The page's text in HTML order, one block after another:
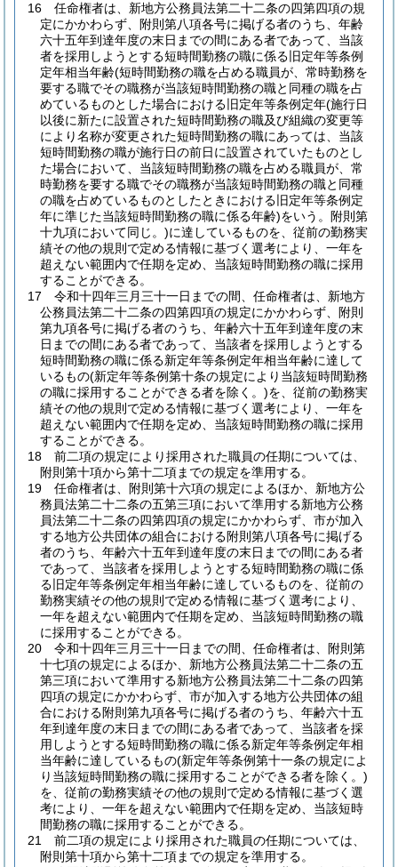
16
任命権者は、新地方公務員法第二十二条の四第四項の規
定にかかわらず、附則第八項各号に掲げる者のうち、年齢
六十五年到達年度の末日までの間にある者であって、当該
者を採用しようとする短時間勤務の職に係る旧定年等条例
定年相当年齢(短時間勤務の職を占める職員が、常時勤務を
要する職でその職務が当該短時間勤務の職と同種の職を占
めているものとした場合における旧定年等条例定年(施行日
以後に新たに設置された短時間勤務の職及び組織の変更等
により名称が変更された短時間勤務の職にあっては、当該
短時間勤務の職が施行日の前日に設置されていたものとし
た場合において、当該短時間勤務の職を占める職員が、常
時勤務を要する職でその職務が当該短時間勤務の職と同種
の職を占めているものとしたときにおける旧定年等条例定
年に準じた当該短時間勤務の職に係る年齢)をいう。附則第
十九項において同じ。)に達しているものを、従前の勤務実
績その他の規則で定める情報に基づく選考により、一年を
超えない範囲内で任期を定め、当該短時間勤務の職に採用
することができる。
17
令和十四年三月三十一日までの間、任命権者は、新地方
公務員法第二十二条の四第四項の規定にかかわらず、附則
第九項各号に掲げる者のうち、年齢六十五年到達年度の末
日までの間にある者であって、当該者を採用しようとする
短時間勤務の職に係る新定年等条例定年相当年齢に達して
いるもの(新定年等条例第十条の規定により当該短時間勤務
の職に採用することができる者を除く。)を、従前の勤務実
績その他の規則で定める情報に基づく選考により、一年を
超えない範囲内で任期を定め、当該短時間勤務の職に採用
することができる。
18
前二項の規定により採用された職員の任期については、
附則第十項から第十二項までの規定を準用する。
19
任命権者は、附則第十六項の規定によるほか、新地方公
務員法第二十二条の五第三項において準用する新地方公務
員法第二十二条の四第四項の規定にかかわらず、市が加入
する地方公共団体の組合における附則第八項各号に掲げる
者のうち、年齢六十五年到達年度の末日までの間にある者
であって、当該者を採用しようとする短時間勤務の職に係
る旧定年等条例定年相当年齢に達しているものを、従前の
勤務実績その他の規則で定める情報に基づく選考により、
一年を超えない範囲内で任期を定め、当該短時間勤務の職
に採用することができる。
20
令和十四年三月三十一日までの間、任命権者は、附則第
十七項の規定によるほか、新地方公務員法第二十二条の五
第三項において準用する新地方公務員法第二十二条の四第
四項の規定にかかわらず、市が加入する地方公共団体の組
合における附則第九項各号に掲げる者のうち、年齢六十五
年到達年度の末日までの間にある者であって、当該者を採
用しようとする短時間勤務の職に係る新定年等条例定年相
当年齢に達しているもの(新定年等条例第十一条の規定によ
り当該短時間勤務の職に採用することができる者を除く。)
を、従前の勤務実績その他の規則で定める情報に基づく選
考により、一年を超えない範囲内で任期を定め、当該短時
間勤務の職に採用することができる。
21
前二項の規定により採用された職員の任期については、
附則第十項から第十二項までの規定を準用する。